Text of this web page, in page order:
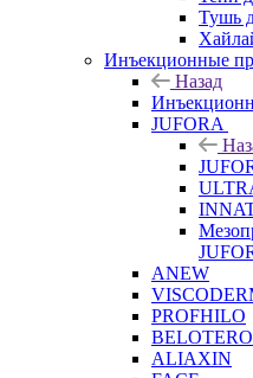
Тушь
Инъекционные
Назад
JUFORA
ANEW
PROFHILO
BELOTERO
ALIAXIN